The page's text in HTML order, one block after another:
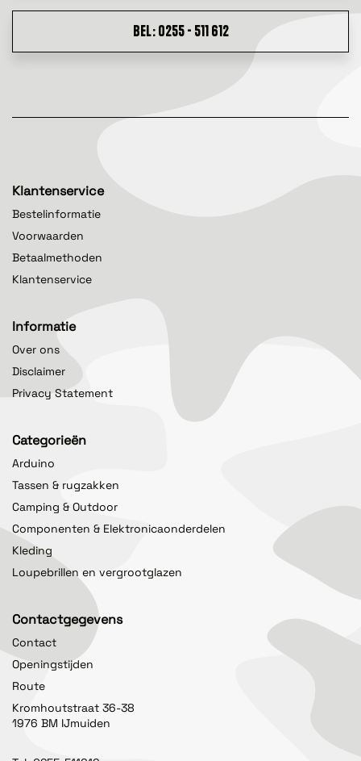
BEL: 0255 - 511 612
Klantenservice
Bestelinformatie
Voorwaarden
Betaalmethoden
Klantenservice
Informatie
Over ons
Disclaimer
Privacy Statement
Categorieën
Arduino
Tassen & rugzakken
Camping & Outdoor
Componenten & Elektronicaonderdelen
Kleding
Loupebrillen en vergrootglazen
Contactgegevens
Contact
Openingstijden
Route
Kromhoutstraat 36-38
1976 BM IJmuiden